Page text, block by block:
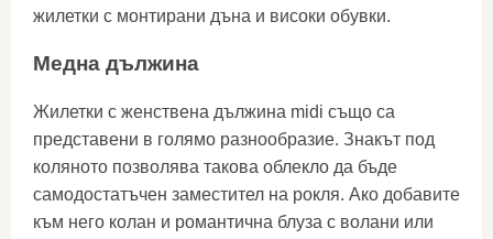
жилетки с монтирани дъна и високи обувки.
Медна дължина
Жилетки с женствена дължина midi също са
представени в голямо разнообразие. Знакът под
коляното позволява такова облекло да бъде
самодостатъчен заместител на рокля. Ако добавите
към него колан и романтична блуза с волани или